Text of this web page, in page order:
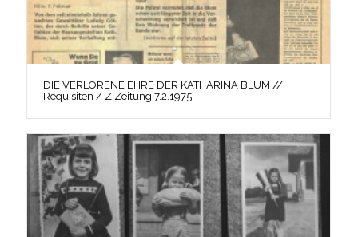
DIE VERLORENE EHRE DER KATHARINA BLUM //
Requisiten / Z Zeitung 7.2.1975